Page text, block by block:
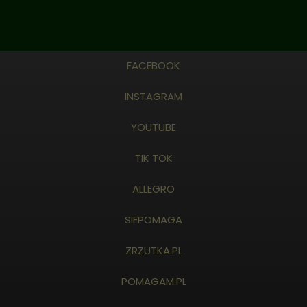
FACEBOOK
INSTAGRAM
YOUTUBE
TIK TOK
ALLEGRO
SIEPOMAGA
ZRZUTKA.PL
POMAGAM.PL